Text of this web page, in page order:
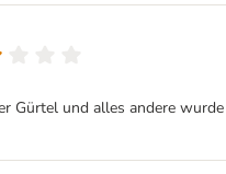
Gürtel und alles andere